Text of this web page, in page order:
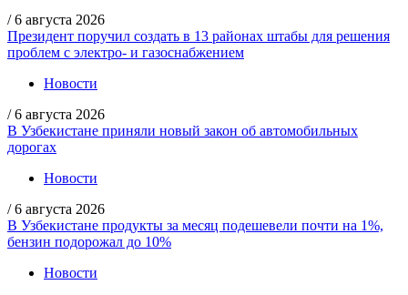
/ 6 августа 2026
Президент поручил создать в 13 районах штабы для решения
проблем с электро- и газоснабжением
Новости
/ 6 августа 2026
В Узбекистане приняли новый закон об автомобильных
дорогах
Новости
/ 6 августа 2026
В Узбекистане продукты за месяц подешевели почти на 1%,
бензин подорожал до 10%
Новости